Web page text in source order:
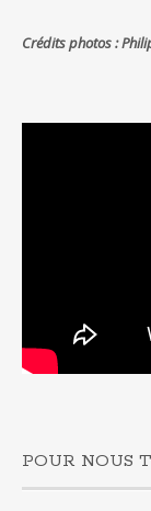
Crédits photos :
POUR NOUS